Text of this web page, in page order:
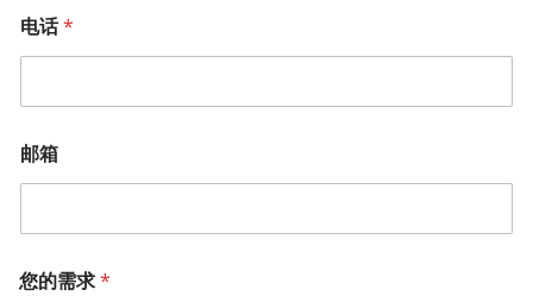
电话*
邮箱
您的需求*